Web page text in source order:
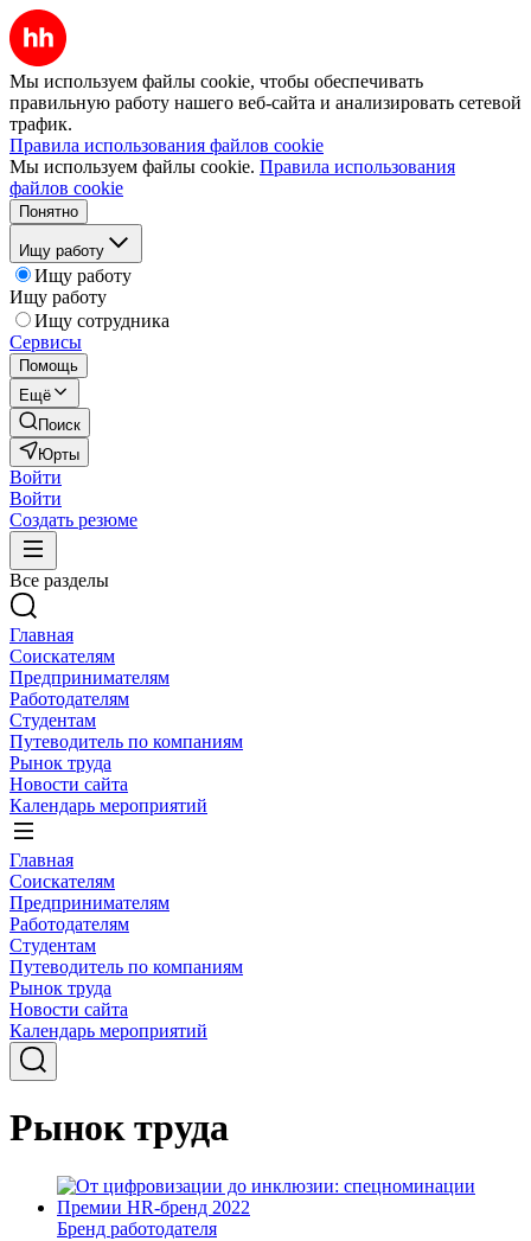
Мы используем файлы cookie, чтобы обеспечивать
правильную работу нашего веб-сайта и анализировать сетевой
трафик.
Правила использования файлов cookie
Мы используем файлы cookie. Правила использования
файлов cookie
Понятно
Ищу работу
Ищу работу
Ищу работу
Ищу сотрудника
Сервисы
Помощь
Ещё
Поиск
Юрты
Войти
Войти
Создать резюме
Все разделы
Главная
Соискателям
Предпринимателям
Работодателям
Студентам
Путеводитель по компаниям
Рынок труда
Новости сайта
Календарь мероприятий
Главная
Соискателям
Предпринимателям
Работодателям
Студентам
Путеводитель по компаниям
Рынок труда
Новости сайта
Календарь мероприятий
Рынок труда
Бренд работодателя